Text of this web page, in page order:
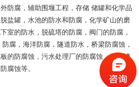
防腐，辅助围堰工程，存储 储罐和化学品
盐罐，水池的防水和防腐，化学矿山的磨
室的防水，脱硫塔的防腐，阀门的防腐，
腐，海洋防腐，隧道防水，桥梁防腐蚀，
的防腐蚀，污水处理厂的防腐蚀，储水槽
腐蚀等。